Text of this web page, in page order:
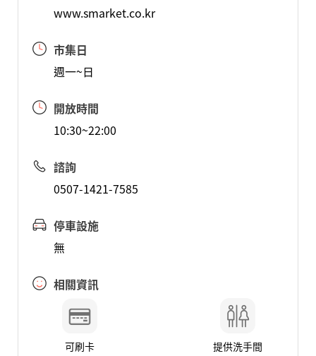
www.smarket.co.kr
市集日
週一~日
開放時間
10:30~22:00
諮詢
0507-1421-7585
停車設施
無
相關資訊
可刷卡 提供洗手間